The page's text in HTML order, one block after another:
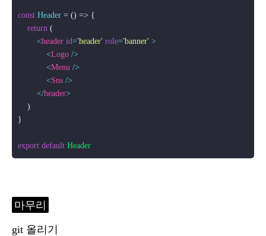
const Header = () => {
return (
<header id='header' role='banner' >
<Logo />
<Menu />
<Sns />
</header>
    )
}
export default Header
마무리
git 올리기